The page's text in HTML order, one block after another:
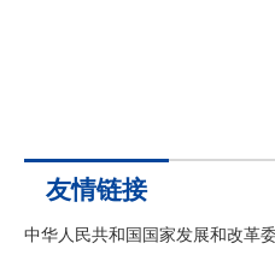
友情链接
中华人民共和国国家发展和改革